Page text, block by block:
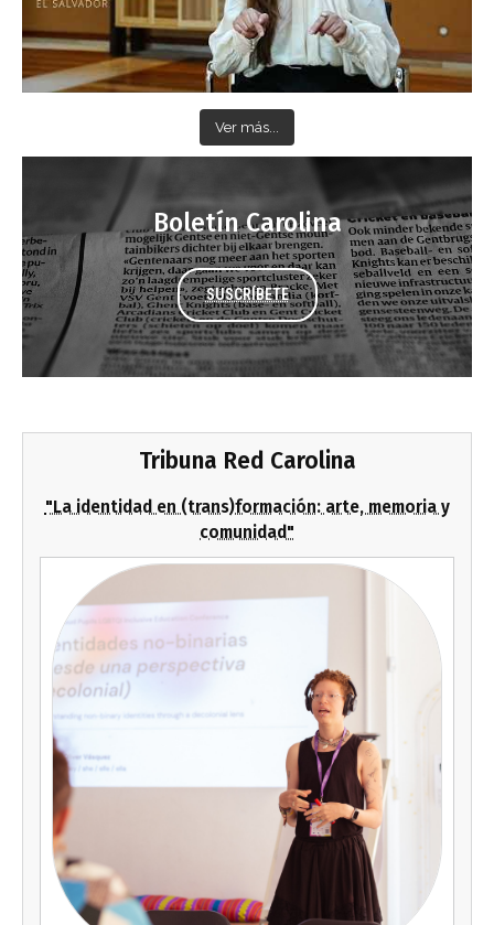
Ver más...
Boletín Carolina
SUSCRÍBETE
Tribuna Red Carolina
"La identidad en (trans)formación: arte, memoria y
comunidad"